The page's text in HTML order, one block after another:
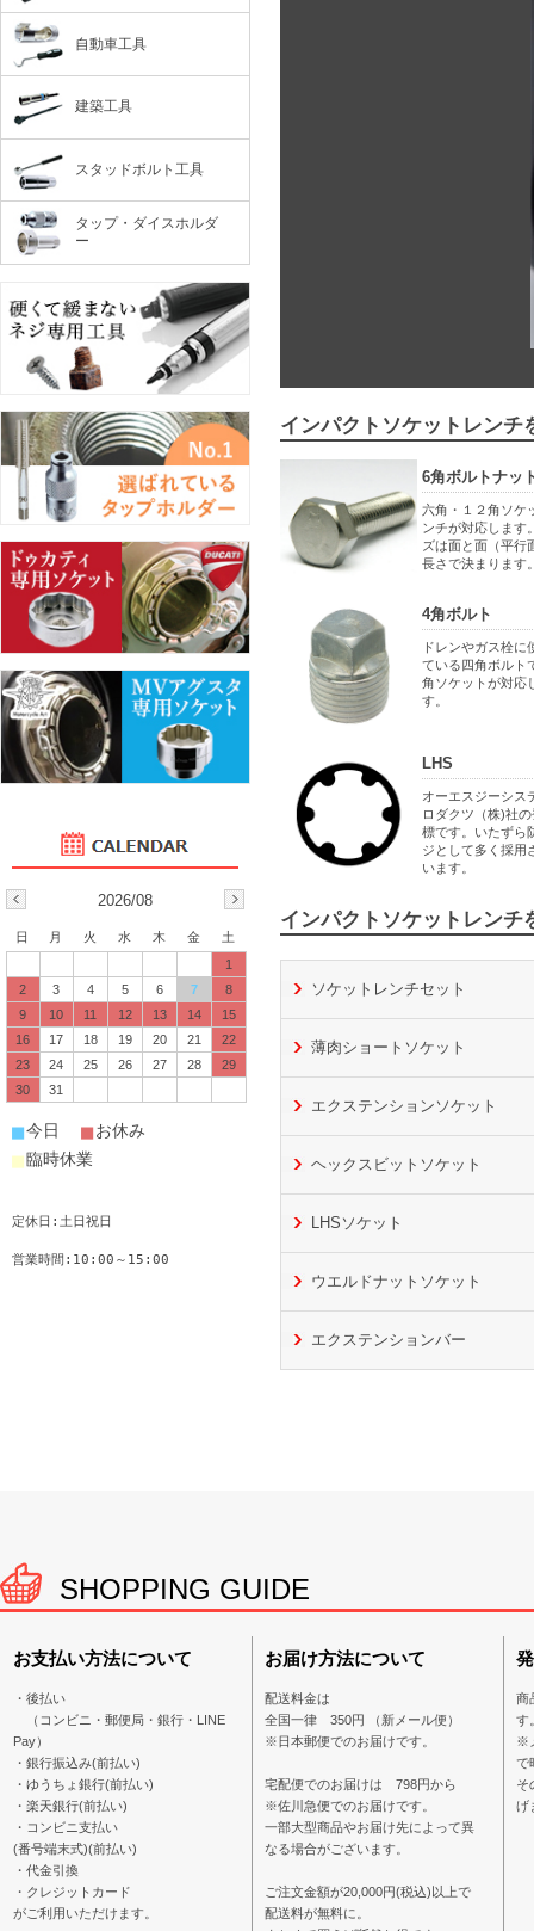
インパクトソケットレンチ
6角ボルトナッ
六角・１２角ソケ
ンチが対応します
ズは面と面（平行
長さで決まります
4角ボルト
ドレンやガス栓に
ている四角ボルト
角ソケットが対応
す。
LHS
オーエスジーシス
ロダクツ（株)社
標です。いたずら
ジとして多く採用
います。
インパクトソケットレンチ
ソケットレンチセット
薄肉ショートソケット
エクステンションソケット
ヘックスビットソケット
LHSソケット
ウエルドナットソケット
エクステンションバー
自動車工具
建築工具
スタッドボルト工具
タップ・ダイスホルダ
ー
2026/08
日 月 火 水 木 金
土
1
2
3 4 5 6 7
8
9
10 11 12 13 14
15
16
17 18 19 20 21
22
23
24 25 26 27 28
29
30
31
■今日 ■お休み
■臨時休業
定休日:土日祝日
営業時間:10:00～15:00
SHOPPING GUIDE
お支払い方法について
・後払い
（コンビニ・郵便局・銀行・LINE
Pay）
・銀行振込み(前払い)
・ゆうちょ銀行(前払い)
・楽天銀行(前払い)
・コンビニ支払い
(番号端末式)(前払い)
・代金引換
・クレジットカード
がご利用いただけます。
お届け方法について
配送料金は
全国一律 350円 （新メール便）
※日本郵便でのお届けです。
宅配便でのお届けは 798円から
※佐川急便でのお届けです。
一部大型商品やお届け先によって異
なる場合がございます。
ご注文金額が20,000円(税込)以上で
配送料が無料に。
商
す
※
で
そ
げ